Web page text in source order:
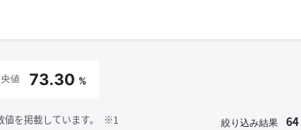
値 73.30 %
値を掲載しています。 ※1 絞り込み結果 64